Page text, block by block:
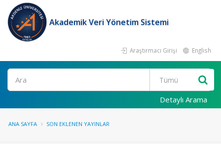
Akademik Veri Yönetim Sistemi
Araştırmacı Girişi English
Ara
Detaylı Arama
ANA SAYFA SON EKLENEN YAYINLAR